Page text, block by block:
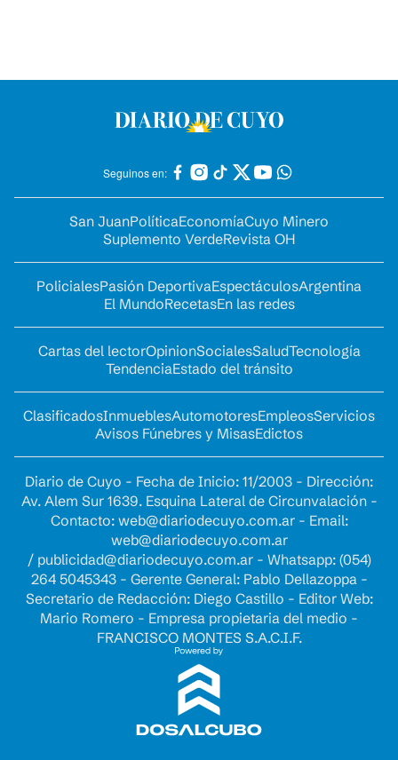
Seguinos en:
San JuanPolíticaEconomíaCuyo Minero
Suplemento VerdeRevista OH
PolicialesPasión DeportivaEspectáculosArgentina
El MundoRecetasEn las redes
Cartas del lectorOpinionSocialesSaludTecnología
TendenciaEstado del tránsito
ClasificadosInmueblesAutomotoresEmpleosServicios
Avisos Fúnebres y MisasEdictos
Diario de Cuyo - Fecha de Inicio: 11/2003 - Dirección:
Av. Alem Sur 1639. Esquina Lateral de Circunvalación -
Contacto: web@diariodecuyo.com.ar- Email:
web@diariodecuyo.com.ar
/ publicidad@diariodecuyo.com.ar- Whatsapp: (054)
264 5045343 - Gerente General: Pablo Dellazoppa -
Secretario de Redacción: Diego Castillo - Editor Web:
Mario Romero - Empresa propietaria del medio -
FRANCISCO MONTES S.A.C.I.F.